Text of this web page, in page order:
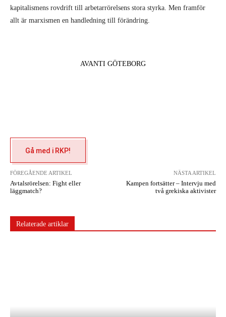
kapitalismens rovdrift till arbetarrörelsens stora styrka. Men framför
allt är marxismen en handledning till förändring.
AVANTI GÖTEBORG
Gå med i RKP!
FÖREGÅENDE ARTIKEL
Avtalsrörelsen: Fight eller
läggmatch?
NÄSTA ARTIKEL
Kampen fortsätter – Intervju med
två grekiska aktivister
Relaterade artiklar